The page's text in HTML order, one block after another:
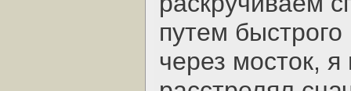
путем
через мосток,